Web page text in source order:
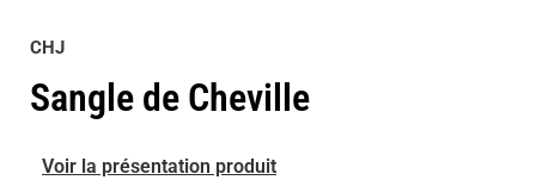
CHJ
Sangle de Cheville
Voir la présentation produit